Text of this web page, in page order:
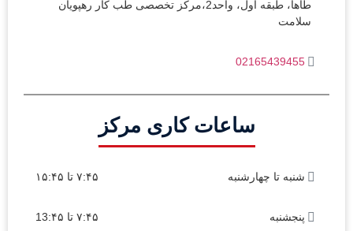
طاها، طبقه اول، واحد2،مرکز تخصصی طب کار رهپویان
سلامت
02165439455
ساعات کاری مرکز
شنبه تا چهارشنبه ۷:۴۵ تا ۱۵:۴۵
پنجشنبه ۷:۴۵ تا 13:۴۵